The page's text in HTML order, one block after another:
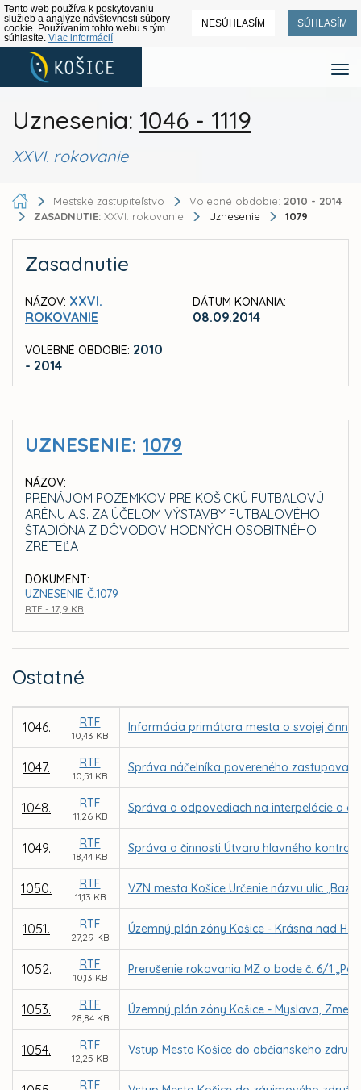
Tento web používa k poskytovaniu
služieb a analýze návštevnosti súbory
cookie. Používaním tohto webu s tým
súhlasíte. Viac informácií
NESÚHLASÍM SÚHLASÍM
Uznesenia: 1046 - 1119
XXVI. rokovanie
Mestské zastupiteľstvo Volebné obdobie: 2010 - 2014
ZASADNUTIE: XXVI. rokovanie Uznesenie 1079
Zasadnutie
NÁZOV: XXVI.
ROKOVANIE
VOLEBNÉ OBDOBIE: 2010
- 2014
DÁTUM KONANIA:
08.09.2014
UZNESENIE: 1079
NÁZOV:
PRENÁJOM POZEMKOV PRE KOŠICKÚ FUTBALOVÚ
ARÉNU A.S. ZA ÚČELOM VÝSTAVBY FUTBALOVÉHO
ŠTADIÓNA Z DÔVODOV HODNÝCH OSOBITNÉHO
ZRETEĽA
DOKUMENT:
UZNESENIE Č.1079
RTF - 17,9 KB
Ostatné
1046. RTF
10,43 KB
Informácia primátora mesta o svojej
1047. RTF
10,51 KB
Správa náčelníka povereného
1048. RTF
11,26 KB
Správa o odpovediach na interpelácie a
1049. RTF
18,44 KB
Správa o činnosti Útvaru hlavného
1050. RTF
11,13 KB
VZN mesta Košice Určenie názvu ulíc
1051. RTF
27,29 KB
Územný plán zóny Košice - Krásna nad
1052. RTF
10,13 KB
Prerušenie rokovania MZ o bode č. 6/1
1053. RTF
28,84 KB
Územný plán zóny Košice - Myslava,
1054. RTF
12,25 KB
Vstup Mesta Košice do občianskeho
RTF